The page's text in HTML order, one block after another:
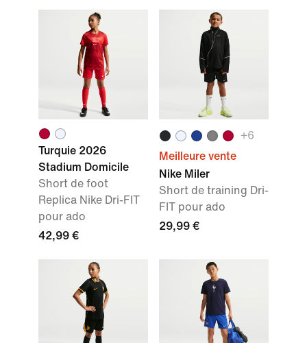
Turquie 2026
Stadium Domicile
Short de foot
Replica Nike Dri-FIT
pour ado
42,99 €
+6
Meilleure vente
Nike Miler
Short de training Dri-
FIT pour ado
29,99 €